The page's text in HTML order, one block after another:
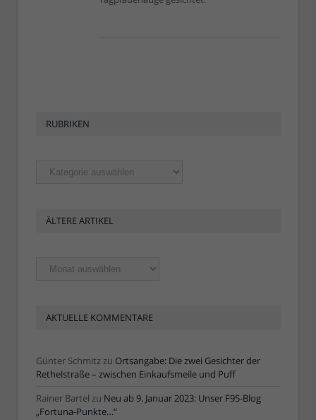
RUBRIKEN
Rubriken
ÄLTERE ARTIKEL
Ältere
Artikel
AKTUELLE KOMMENTARE
Günter Schmitzzu Ortsangabe: Die zwei Gesichter der
Rethelstraße – zwischen Einkaufsmeile und Puff
Rainer Bartel zu Neu ab 9. Januar 2023: Unser F95-Blog
„Fortuna-Punkte…“